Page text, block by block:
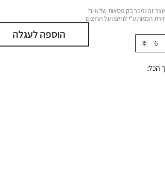
זה נמכר בקופסאות של 6 יח'
הכמות ע"י לחיצה על החיצים
קאסטליאונה
הכל:
הוספה לעגלה